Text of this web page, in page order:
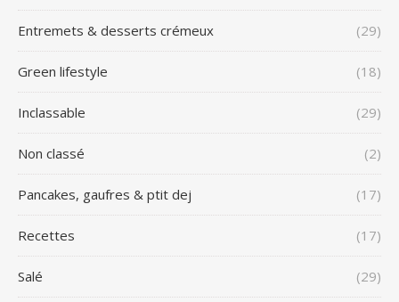
Entremets & desserts crémeux (29)
Green lifestyle (18)
Inclassable (29)
Non classé (2)
Pancakes, gaufres & ptit dej (17)
Recettes (17)
Salé (29)